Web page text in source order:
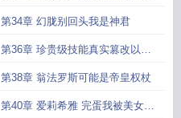
公
第34章 幻胧别回头我是神君
第36章 珍贵级技能真实篡改以及
波提欧
第38章 翁法罗斯可能是帝皇权杖
第40章 爱莉希雅 完蛋我被美女包